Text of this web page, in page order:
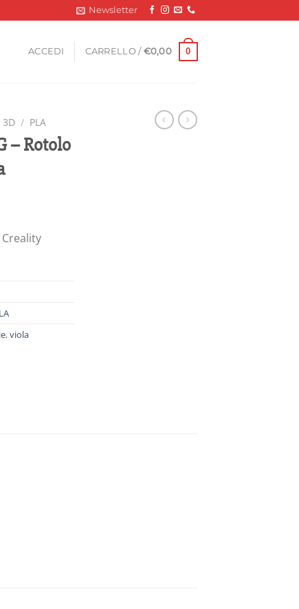
Newsletter
ACCEDI CARRELLO / €0,00 0
3D / PLA
– Rotolo
,viola